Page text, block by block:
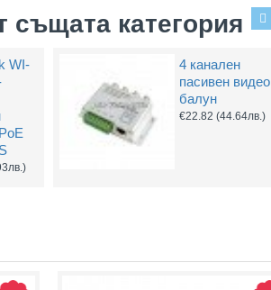
същата категория
WI-
4 канален
пасивен видео
балун
€22.82 (44.64лв.)